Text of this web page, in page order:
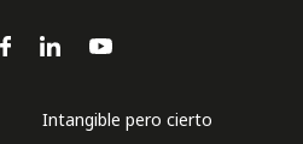
Intangible pero cierto